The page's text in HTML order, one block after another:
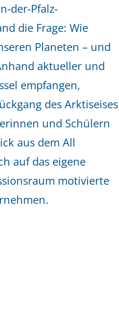
der-Pfalz-
die Frage: Wie
Planeten – und
aktueller und
empfangen,
des Arktiseises
und Schülern
aus dem All
auf das eigene
motivierte